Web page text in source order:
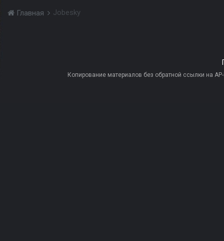
Главная Jobesky
Копирование материалов без обратной ссылки на